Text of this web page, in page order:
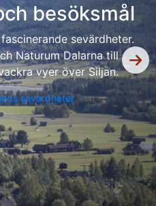
besöksmål
sevärdheter.
Naturum Dalarna till
vyer över Siljan.
sevärdheter